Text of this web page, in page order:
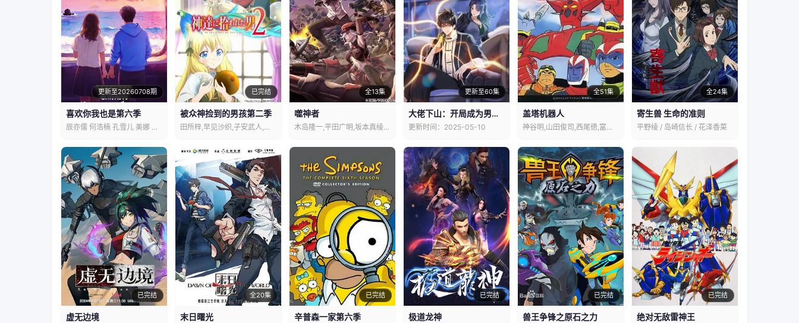
更新至20260708期
喜欢你我也是第六季
辰亦儒 何浩楠 孔雪儿 美娜 王一珩
已完结
被众神捡到的男孩第二季
田所梓,早见沙织,子安武人,桑原由气
全13集
噬神者
木岛隆一,平田广明,坂本真绫,中井和哉
更新至60集
大佬下山：开局成为男秘动态漫画
更新时间：2025-05-10
全51集
盖塔机器人
神谷明,山田俊司,西尾徳,富田耕生
全24集
寄生兽 生命的准则
平野绫 / 岛崎信长 / 花泽香菜
已完结
虚无边境
全20集
末日曙光
已完结
辛普森一家第六季
已完结
极道龙神
已完结
兽王争锋之原石之力
已完结
绝对无敌雷神王